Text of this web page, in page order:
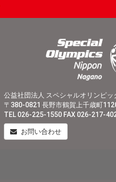
公益社団法人 スペシャルオリンピッ
〒380-0821 長野市鶴賀上千歳町
TEL 026-225-1550 FAX 026-217-
お問い合わせ